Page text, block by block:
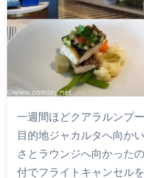
一週間ほどクアラルンプ
目的地ジャカルタへ向か
さとラウンジへ向かった
付でフライトキャンセル